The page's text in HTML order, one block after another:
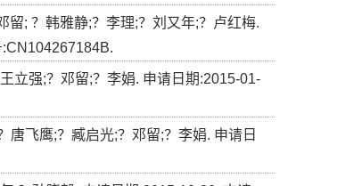
; ？韩雅静;？李理;？刘又年;？卢红梅.
立强;？邓留;？李娟. 申请日期:2015-01-
飞鹰;？臧启光;？邓留;？李娟. 申请日